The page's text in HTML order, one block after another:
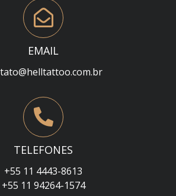
EMAIL
TELEFONES
+55 11 4443-8613
+55 11 94264-1574